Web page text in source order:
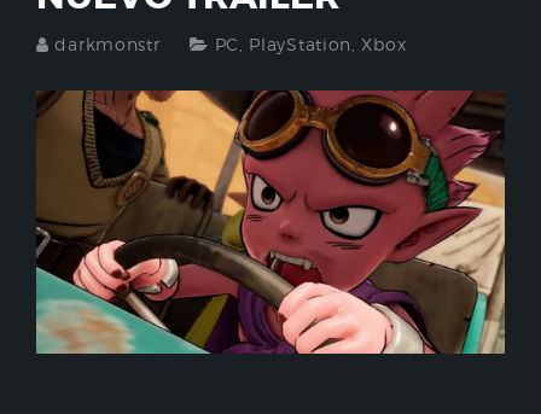
darkmonstr PC PlayStation Xbox